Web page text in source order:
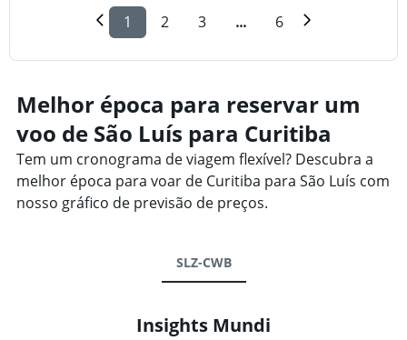
1 2 3 ... 6
Melhor época para reservar um
voo de São Luís para Curitiba
Tem um cronograma de viagem flexível? Descubra a
melhor época para voar de Curitiba para São Luís com
nosso gráfico de previsão de preços.
SLZ-CWB
Insights Mundi